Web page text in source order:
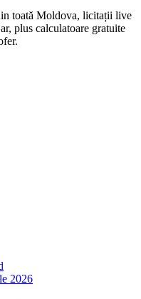
toată Moldova, licitații live
plus calculatoare gratuite
2026